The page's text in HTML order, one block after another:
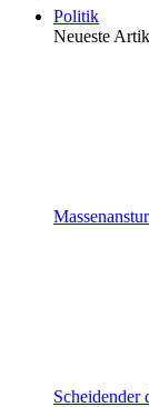
Politik
Neueste